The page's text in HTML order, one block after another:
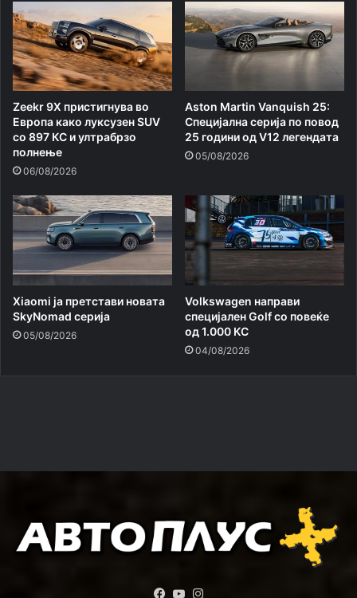
Zeekr 9X пристигнува во
Европа како луксузен SUV
со 897 КС и ултрабрзо
полнење
06/08/2026
Aston Martin Vanquish 25:
Специјална серија по повод
25 години од V12 легендата
05/08/2026
Xiaomi ja претстави новата
SkyNomad серија
05/08/2026
Volkswagen направи
специјален Golf со повеќе
од 1.000 КС
04/08/2026
Facebook
YouTube